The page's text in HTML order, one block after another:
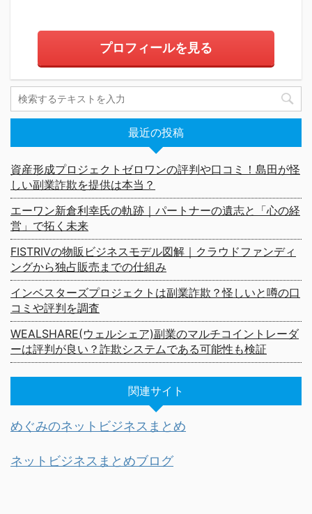
プロフィールを見る
最近の投稿
資産形成プロジェクトゼロワンの評判や口コミ！島田が怪
しい副業詐欺を提供は本当？
エーワン新倉利幸氏の軌跡｜パートナーの遺志と「心の経
営」で拓く未来
FISTRIVの物販ビジネスモデル図解｜クラウドファンディ
ングから独占販売までの仕組み
インベスターズプロジェクトは副業詐欺？怪しいと噂の口
コミや評判を調査
WEALSHARE(ウェルシェア)副業のマルチコイントレーダ
ーは評判が良い？詐欺システムである可能性も検証
関連サイト
めぐみのネットビジネスまとめ
ネットビジネスまとめブログ